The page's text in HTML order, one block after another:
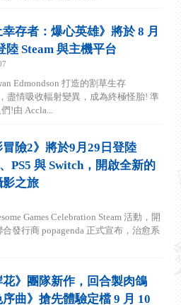
幸存者：爆心英雄》將於 8 月
陸 Steam 與主機平台
Edmondson 打造的割草生存
盡情吸收輻射變異，成為終極怪胎! 準
!由 Accla...
冒險2》將於9月29日登陸
PS5 與 Switch，開啟全新的
之旅
Games Celebration Steam 活動，開
合發行商 popagenda 正式宣布，治愈系
花》團隊新作，回合製肉鴿
序曲》搶先體驗定檔 9 月 10